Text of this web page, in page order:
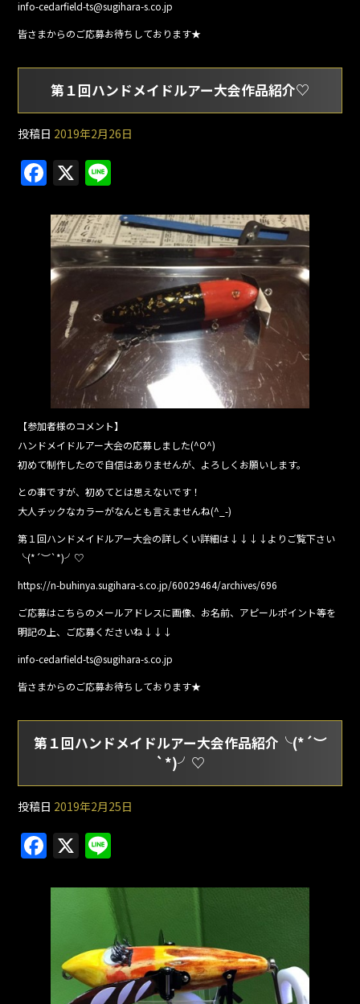
info-cedarfield-ts@sugihara-s.co.jp
皆さまからのご応募お待ちしております★
第１回ハンドメイドルアー大会作品紹介♡
投稿日 2019年2月26日
F
a
c
e
b
o
o
k
X
e
【参加者様のコメント】
ハンドメイドルアー大会の応募しました(^O^)
初めて制作したので自信はありませんが、よろしくお願いします。
との事ですが、初めてとは思えないです！
大人チックなカラーがなんとも言えませんね(^_-)
第１回ハンドメイドルアー大会の詳しくい詳細は↓↓↓↓よりご覧下さい
╰(*´︶`*)╯♡
https://n-buhinya.sugihara-s.co.jp/60029464/archives/696
ご応募はこちらのメールアドレスに画像、お名前、アピールポイント等を
明記の上、ご応募くださいね↓↓↓
info-cedarfield-ts@sugihara-s.co.jp
皆さまからのご応募お待ちしております★
第１回ハンドメイドルアー大会作品紹介╰(*´︶
`*)╯♡
投稿日 2019年2月25日
F
c
o
X
e